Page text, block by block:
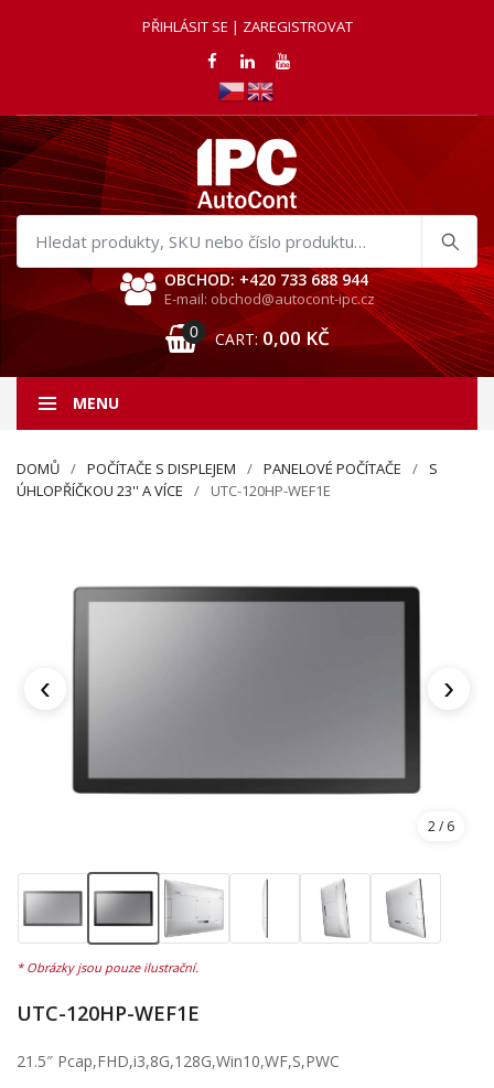
PŘIHLÁSIT SE | ZAREGISTROVAT
Hledat
produkty
OBCHOD: +420 733 688 944
E-mail: obchod@autocont-ipc.cz
0 CART: 0,00 KČ
MENU
DOMŮ POČÍTAČE S DISPLEJEM PANELOVÉ POČÍTAČE
S
ÚHLOPŘÍČKOU 23'' A VÍCE
UTC-120HP-WEF1E
‹ ›
2/ 6
UTC-120HP-WEF1E
21.5″ Pcap,FHD,i3,8G,128G,Win10,WF,S,PWC